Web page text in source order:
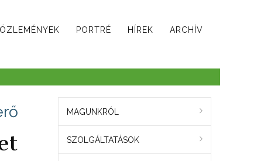
PORTRÉ HÍREK ARCHÍV
MAGUNKRÓL
SZOLGÁLTATÁSOK